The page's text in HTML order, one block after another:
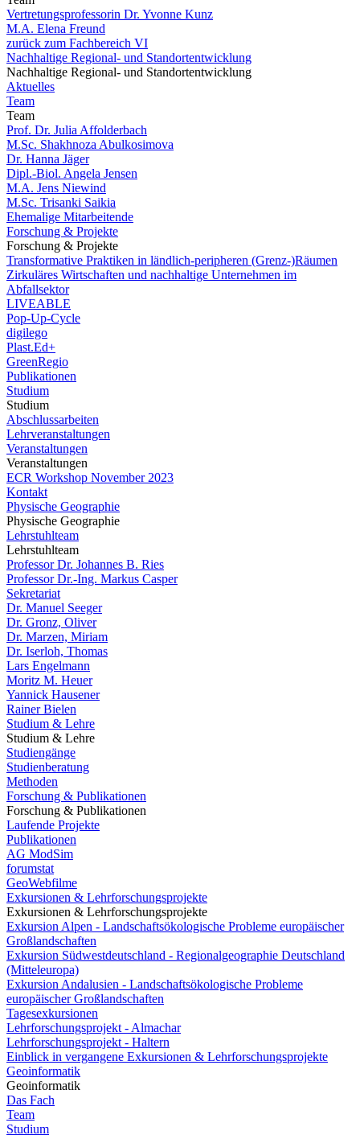
Vertretungsprofessorin Dr. Yvonne Kunz
M.A. Elena Freund
zurück zum Fachbereich VI
Nachhaltige Regional- und Standortentwicklung
Nachhaltige Regional- und Standortentwicklung
Aktuelles
Team
Team
Prof. Dr. Julia Affolderbach
M.Sc. Shakhnoza Abulkosimova
Dr. Hanna Jäger
Dipl.-Biol. Angela Jensen
M.A. Jens Niewind
M.Sc. Trisanki Saikia
Ehemalige Mitarbeitende
Forschung & Projekte
Forschung & Projekte
Transformative Praktiken in ländlich-peripheren (Grenz-)Räumen
Zirkuläres Wirtschaften und nachhaltige Unternehmen im
Abfallsektor
LIVEABLE
Pop-Up-Cycle
digilego
Plast.Ed+
GreenRegio
Publikationen
Studium
Studium
Abschlussarbeiten
Lehrveranstaltungen
Veranstaltungen
Veranstaltungen
ECR Workshop November 2023
Kontakt
Physische Geographie
Physische Geographie
Lehrstuhlteam
Lehrstuhlteam
Professor Dr. Johannes B. Ries
Professor Dr.-Ing. Markus Casper
Sekretariat
Dr. Manuel Seeger
Dr. Gronz, Oliver
Dr. Marzen, Miriam
Dr. Iserloh, Thomas
Lars Engelmann
Moritz M. Heuer
Yannick Hausener
Rainer Bielen
Studium & Lehre
Studium & Lehre
Studiengänge
Studienberatung
Methoden
Forschung & Publikationen
Forschung & Publikationen
Laufende Projekte
Publikationen
AG ModSim
forumstat
GeoWebfilme
Exkursionen & Lehrforschungsprojekte
Exkursionen & Lehrforschungsprojekte
Exkursion Alpen - Landschaftsökologische Probleme europäischer
Großlandschaften
Exkursion Südwestdeutschland - Regionalgeographie Deutschland
(Mitteleuropa)
Exkursion Andalusien - Landschaftsökologische Probleme
europäischer Großlandschaften
Tagesexkursionen
Lehrforschungsprojekt - Almachar
Lehrforschungsprojekt - Haltern
Einblick in vergangene Exkursionen & Lehrforschungsprojekte
Geoinformatik
Geoinformatik
Das Fach
Team
Studium